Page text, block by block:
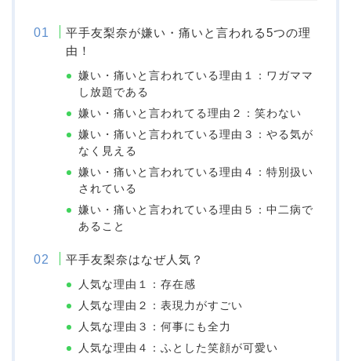
平手友梨奈が嫌い・痛いと言われる5つの理
由！
嫌い・痛いと言われている理由１：ワガママ
し放題である
嫌い・痛いと言われてる理由２：笑わない
嫌い・痛いと言われている理由３：やる気が
なく見える
嫌い・痛いと言われている理由４：特別扱い
されている
嫌い・痛いと言われている理由５：中二病で
あること
平手友梨奈はなぜ人気？
人気な理由１：存在感
人気な理由２：表現力がすごい
人気な理由３：何事にも全力
人気な理由４：ふとした笑顔が可愛い